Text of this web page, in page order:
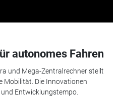
autonomes Fahren
und Mega-Zentralrechner stellt
Mobilität. Die Innovationen
Entwicklungstempo.